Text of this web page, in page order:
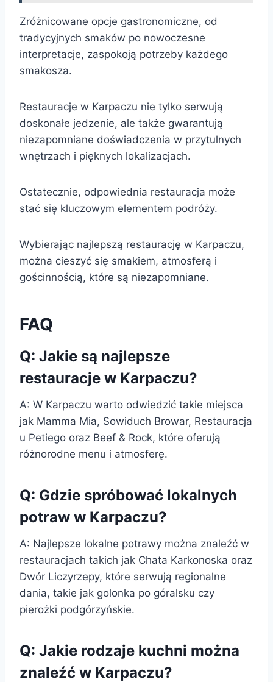
Zróżnicowane opcje gastronomiczne, od
tradycyjnych smaków po nowoczesne
interpretacje, zaspokoją potrzeby każdego
smakosza.
Restauracje w Karpaczu nie tylko serwują
doskonałe jedzenie, ale także gwarantują
niezapomniane doświadczenia w przytulnych
wnętrzach i pięknych lokalizacjach.
Ostatecznie, odpowiednia restauracja może
stać się kluczowym elementem podróży.
Wybierając najlepszą restaurację w Karpaczu,
można cieszyć się smakiem, atmosferą i
gościnnością, które są niezapomniane.
FAQ
Q: Jakie są najlepsze
restauracje w Karpaczu?
A: W Karpaczu warto odwiedzić takie miejsca
jak Mamma Mia, Sowiduch Browar, Restauracja
u Petiego oraz Beef & Rock, które oferują
różnorodne menu i atmosferę.
Q: Gdzie spróbować lokalnych
potraw w Karpaczu?
A: Najlepsze lokalne potrawy można znaleźć w
restauracjach takich jak Chata Karkonoska oraz
Dwór Liczyrzepy, które serwują regionalne
dania, takie jak golonka po góralsku czy
pierożki podgórzyńskie.
Q: Jakie rodzaje kuchni można
znaleźć w Karpaczu?